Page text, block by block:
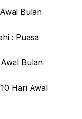
Bulan
: Puasa
Bulan
Hari Awal